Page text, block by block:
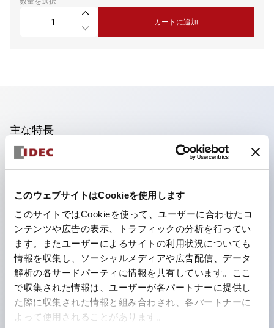
このウェブサイトはCookieを使用します
このサイトではCookieを使って、ユーザーに合わせたコ
ンテンツや広告の表示、トラフィックの分析を行ってい
ます。またユーザーによるサイトの利用状況についても
情報を収集し、ソーシャルメディアや広告配信、データ
解析の各サードパーティに情報を共有しています。ここ
で収集された情報は、ユーザーが各パートナーに提供し
た際に収集された情報と組み合わされ、各パートナーに
よって使用されることがあります。
カートに追加
主な特長
照光ユニットの低電圧タイプ(6～24Vタイプ)は2026
フィンガープロテクション構造、ねじアップ端子構造、
保護構造IP20に対応したHW-U形コンタクトブロック
を搭載。
高電圧タイプのLED球が搭載可能になり、ダイレクト
タイプの定格使用電圧が最大240Vまで対応可能になり
ました。
ひとつで6色の役をこなすLED球（LSRD球）。これま